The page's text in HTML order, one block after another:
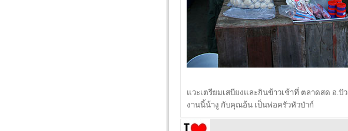
แวะเตรียมเสบียงและกินข้าวเช้าที่ ตลาดสด อ.ปัว
งานนี้น้างู กับคุณอ้น เป็นพ่อครัวหัวป่าก์